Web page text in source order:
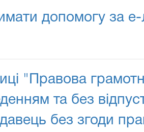
допомогу за е-
"Правова
та без
без згоди